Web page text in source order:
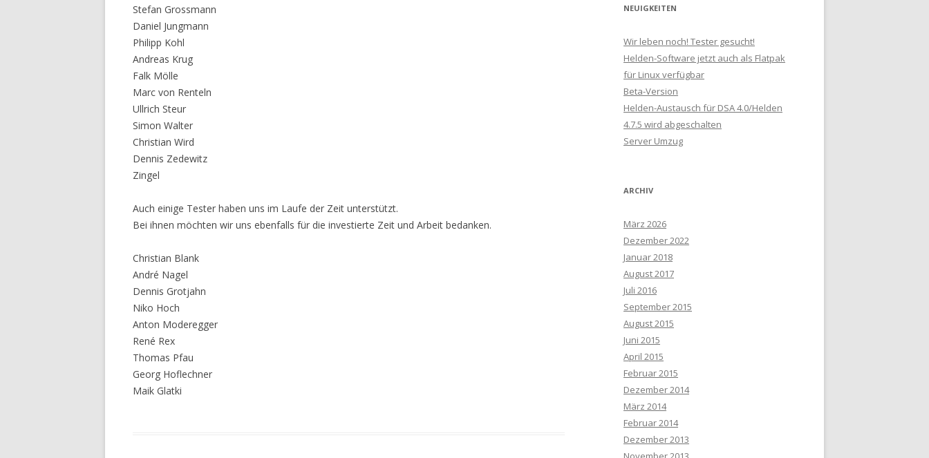
Stefan Grossmann
Daniel Jungmann
Philipp Kohl
Andreas Krug
Falk Mölle
Marc von Renteln
Ullrich Steur
Simon Walter
Christian Wird
Dennis Zedewitz
Zingel
Auch einige Tester haben uns im Laufe der Zeit unterstützt.
Bei ihnen möchten wir uns ebenfalls für die investierte Zeit und Arbeit bedanken.
Christian Blank
André Nagel
Dennis Grotjahn
Niko Hoch
Anton Moderegger
René Rex
Thomas Pfau
Georg Hoflechner
Maik Glatki
NEUIGKEITEN
Wir leben noch! Tester gesucht!
Helden-Software jetzt auch als Flatpak
für Linux verfügbar
Beta-Version
Helden-Austausch für DSA 4.0/Helden
4.7.5 wird abgeschalten
Server Umzug
ARCHIV
März 2026
Dezember 2022
Januar 2018
August 2017
Juli 2016
September 2015
August 2015
Juni 2015
April 2015
Februar 2015
Dezember 2014
März 2014
Februar 2014
Dezember 2013